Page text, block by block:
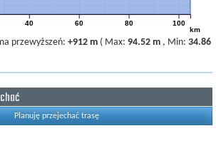
40 60 80 100
km
przewyższeń: +912 m ( Max: 94.52 m , Min: 34.86
Planuję przejechać trasę